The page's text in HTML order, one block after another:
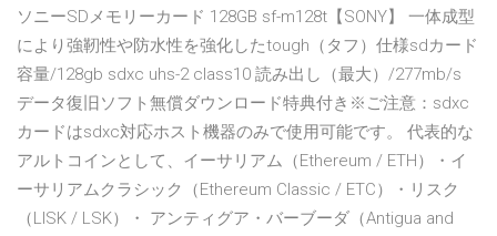
ソニーSDメモリーカード 128GB sf-m128t【SONY】 一体成型
により強靭性や防水性を強化したtough（タフ）仕様sdカード
容量/128gb sdxc uhs-2 class10 読み出し（最大）/277mb/s
データ復旧ソフト無償ダウンロード特典付き※ご注意：sdxc
カードはsdxc対応ホスト機器のみで使用可能です。 代表的な
アルトコインとして、イーサリアム（Ethereum / ETH）・イ
ーサリアムクラシック（Ethereum Classic / ETC）・リスク
（LISK / LSK）・ アンティグア・バーブーダ（Antigua and